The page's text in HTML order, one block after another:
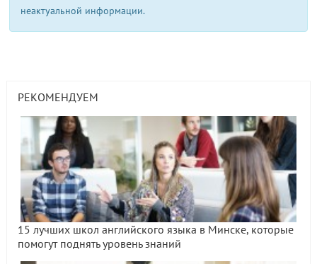
неактуальной информации.
РЕКОМЕНДУЕМ
15 лучших школ английского языка в Минске, которые
помогут поднять уровень знаний